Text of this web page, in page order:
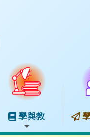
學與教